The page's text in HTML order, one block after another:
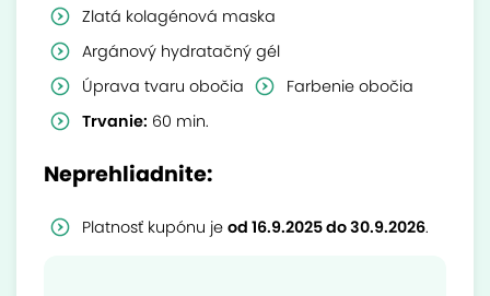
Zlatá kolagénová maska
Argánový hydratačný gél
Úprava tvaru obočia
Farbenie obočia
Trvanie: 60 min.
Neprehliadnite:
Platnosť kupónu je od 16.9.2025 do 30.9.2026.